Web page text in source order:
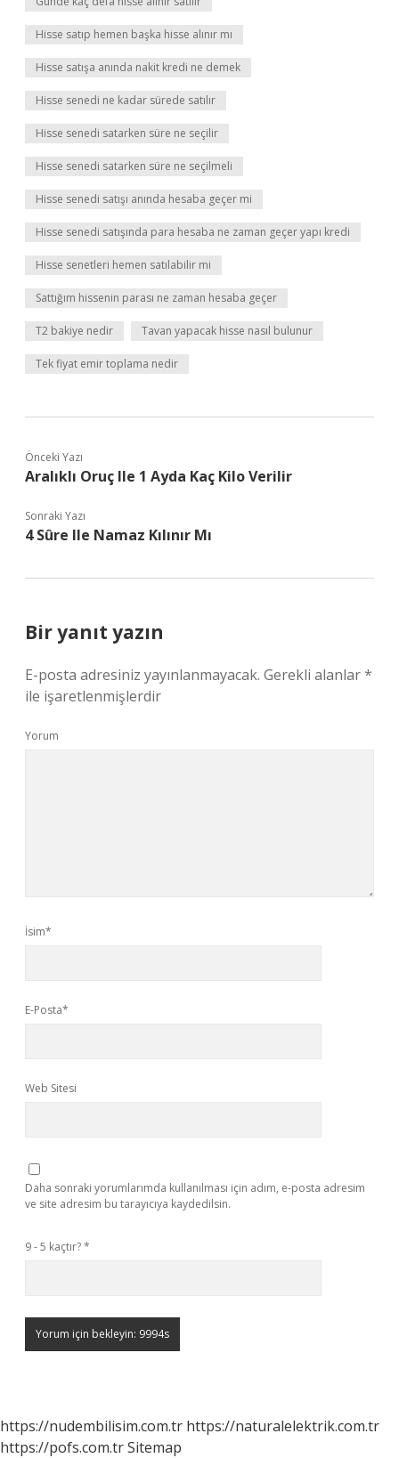
Hisse satıp hemen başka hisse alınır mı
Hisse satışa anında nakit kredi ne demek
Hisse senedi ne kadar sürede satılır
Hisse senedi satarken süre ne seçilir
Hisse senedi satarken süre ne seçilmeli
Hisse senedi satışı anında hesaba geçer mi
Hisse senedi satışında para hesaba ne zaman geçer yapı kredi
Hisse senetleri hemen satılabilir mi
Sattığım hissenin parası ne zaman hesaba geçer
T2 bakiye nedir Tavan yapacak hisse nasıl bulunur
Tek fiyat emir toplama nedir
Önceki Yazı
Aralıklı Oruç Ile 1 Ayda Kaç Kilo Verilir
Sonraki Yazı
4 Sûre Ile Namaz Kılınır Mı
Bir yanıt yazın
E-posta adresiniz yayınlanmayacak. Gerekli alanlar*
ile işaretlenmişlerdir
Yorum
İsim*
E-Posta*
Web Sitesi
Daha sonraki yorumlarımda kullanılması için adım, e-posta adresim
ve site adresim bu tarayıcıya kaydedilsin.
9 - 5 kaçtır?*
https://nudembilisim.com.tr https://naturalelektrik.com.tr
https://pofs.com.trSitemap